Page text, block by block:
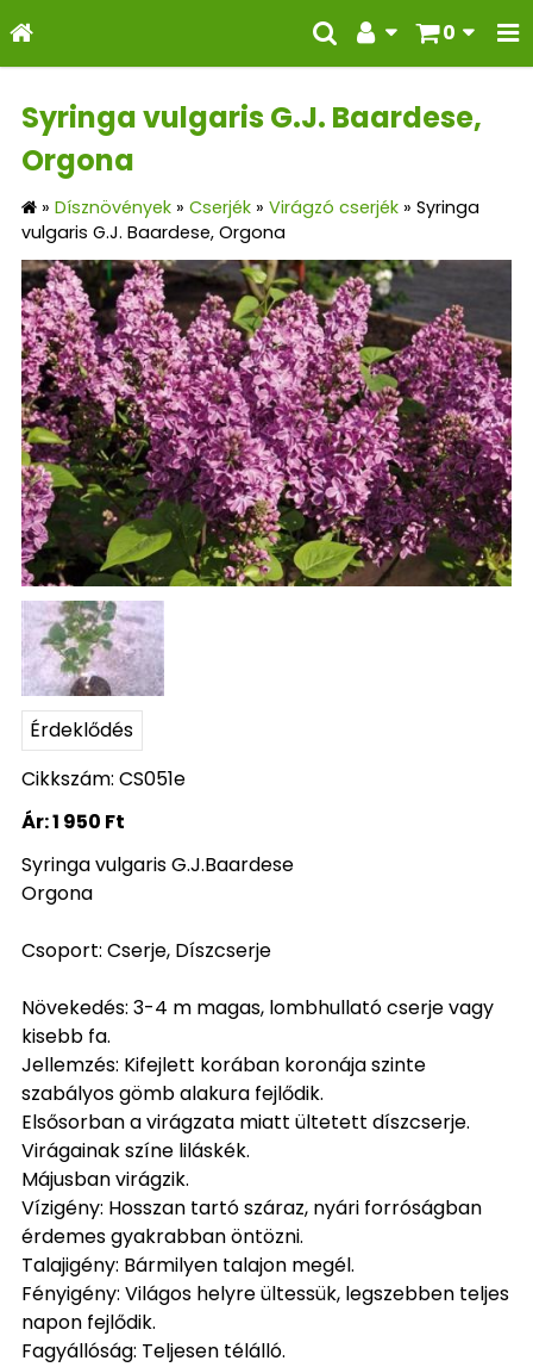
0
Syringa vulgaris G.J. Baardese,
Orgona
» Dísznövények » Cserjék » Virágzó cserjék » Syringa
vulgaris G.J. Baardese, Orgona
Érdeklődés
Cikkszám: CS051e
Ár:1 950 Ft
Syringa vulgaris G.J.Baardese
Orgona
Csoport: Cserje, Díszcserje
Növekedés: 3-4 m magas, lombhullató cserje vagy
kisebb fa.
Jellemzés: Kifejlett korában koronája szinte
szabályos gömb alakura fejlődik.
Elsősorban a virágzata miatt ültetett díszcserje.
Virágainak színe liláskék.
Májusban virágzik.
Vízigény: Hosszan tartó száraz, nyári forróságban
érdemes gyakrabban öntözni.
Talajigény: Bármilyen talajon megél.
Fényigény: Világos helyre ültessük, legszebben teljes
napon fejlődik.
Fagyállóság: Teljesen télálló.